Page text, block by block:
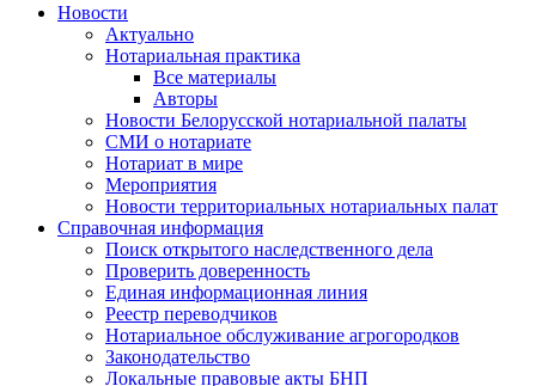
Новости
Актуально
Нотариальная практика
Все материалы
Авторы
Новости Белорусской нотариальной палаты
СМИ о нотариате
Нотариат в мире
Мероприятия
Новости территориальных нотариальных палат
Справочная информация
Поиск открытого наследственного дела
Проверить доверенность
Единая информационная линия
Реестр переводчиков
Нотариальное обслуживание агрогородков
Законодательство
Локальные правовые акты БНП